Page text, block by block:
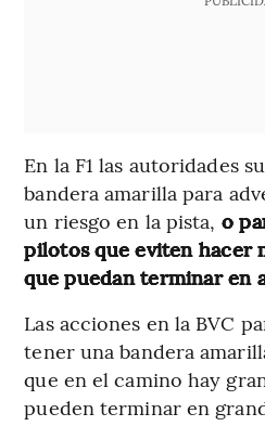
En la F1 las autoridades
bandera amarilla para
un riesgo en la pista, o
pilotos que eviten hacer
que puedan terminar en
Las acciones en la BVC
tener una bandera
que en el camino hay
pueden terminar en